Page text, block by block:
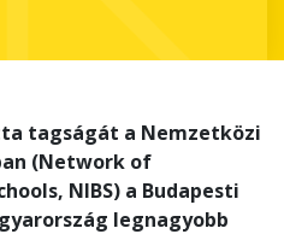
tagságát a Nemzetközi
(Network of
NIBS) a Budapesti
legnagyobb